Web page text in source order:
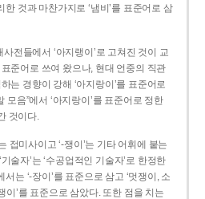
한 것과 마찬가지로 ‘냄비’를 표준어로 삼
사전들에서 ‘아지랭이’로 고쳐진 것이 교
준어로 쓰여 왔으나, 현대 언중의 직관
는 경향이 강해 ‘아지랑이’를 표준어로
모음”에서 ‘아지랑이’를 표준어로 정한
것이다.
접미사이고 ‘-쟁이’는 기타 어휘에 붙는
술자’는 ‘수공업적인 기술자’로 한정한
서는 ‘-장이’를 표준으로 삼고 ‘멋쟁이, 소
이’를 표준으로 삼았다. 또한 점을 치는